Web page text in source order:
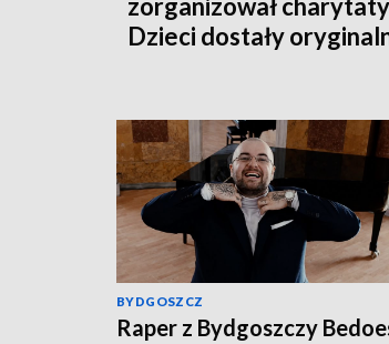
zorganizował
Dzieci dostały
BYDGOSZCZ
Raper z Bydgoszczy